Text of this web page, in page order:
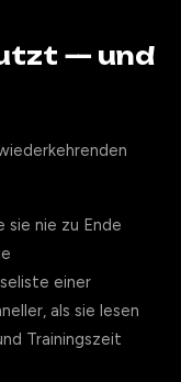
— und
sie nie zu Ende
einer
als sie lesen
Trainingszeit